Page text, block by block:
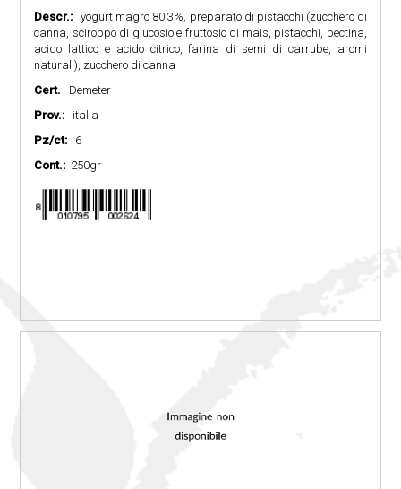
Descr.: yogurt magro 80,3%, preparato di pistacchi (zucchero di
canna, sciroppo di glucosio e fruttosio di mais, pistacchi, pectina,
acido lattico e acido citrico, farina di semi di carrube, aromi
naturali), zucchero di canna
Cert. Demeter
Prov.: italia
Pz/ct: 6
Cont.: 250gr